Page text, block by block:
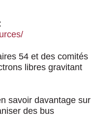
54 et des comités
libres gravitant
savoir davantage sur
des bus